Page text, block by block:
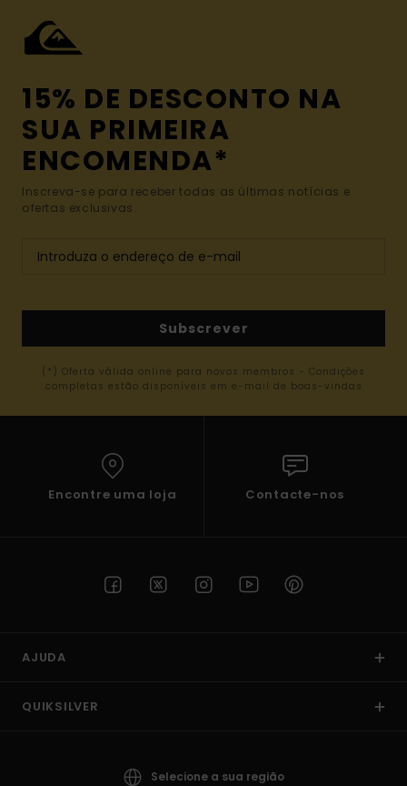
15% DE DESCONTO NA
SUA PRIMEIRA
ENCOMENDA*
Inscreva-se para receber todas as últimas notícias e
ofertas exclusivas.
Subscrever
(*) Oferta válida online para novos membros - Condições
completas estão disponíveis em e-mail de boas-vindas
Encontre uma loja Contacte-nos
AJUDA
QUIKSILVER
Selecione a sua região